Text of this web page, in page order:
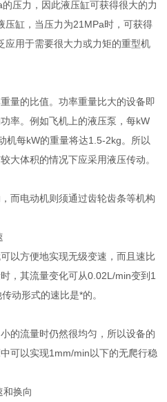
压力，因此液压缸可获得很大的力
压缸，当压力为21MPa时，可获得
应用于需要很大力或力矩的重型机
量的比值。功率重量比大的设备即
率。例如飞机上的液压泵，每kW
机每kW的重量将达1.5-2kg。所以
大体积的情况下应采用液压传动。
而电动机则须通过齿轮齿条等机构
以方便地实现无级变速，而且速比
，其流量变化可从0.02L/min变到1
动形式的速比是*的。
的流量时仍然很均匀，所以设备的
可以实现1mm/min以下的无爬行稳
和换向